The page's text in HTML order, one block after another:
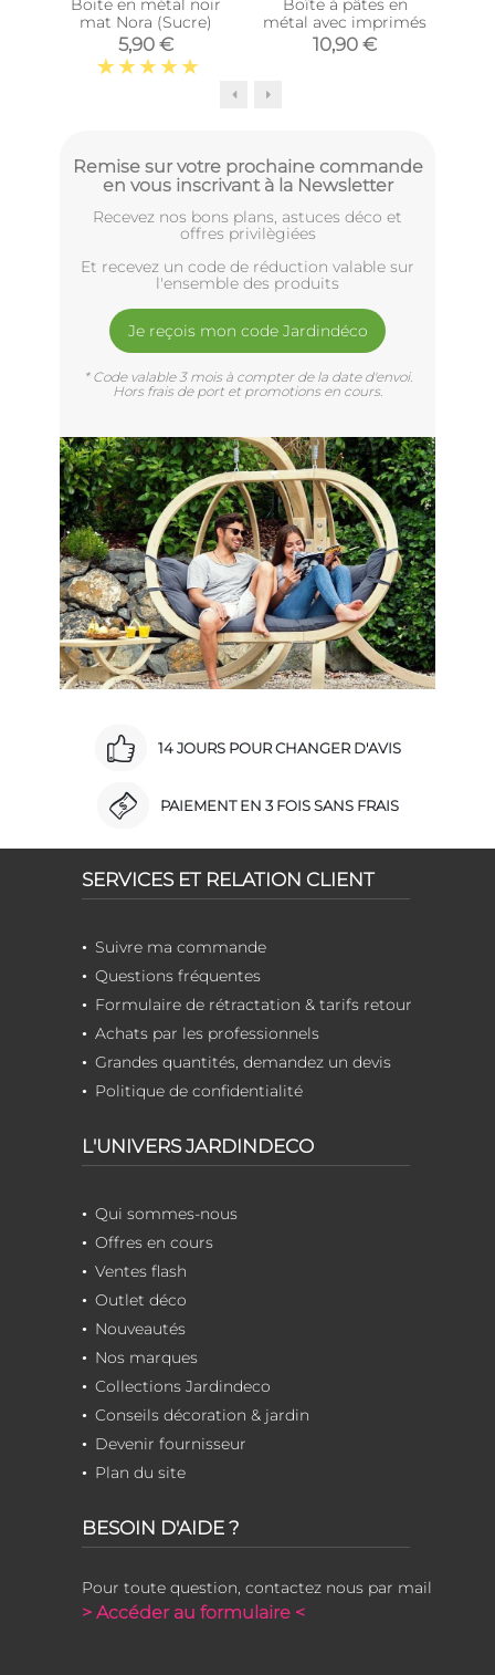
Boite en métal noir
mat Nora (Sucre)
5,90 €
Boîte à pâtes en
métal avec imprimés
10,90 €
Remise sur votre prochaine commande
en vous inscrivant à la Newsletter
Recevez nos bons plans, astuces déco et
offres privilègiées
Et recevez un code de réduction valable sur
l'ensemble des produits
Je reçois mon code Jardindéco
* Code valable 3 mois à compter de la date d'envoi.
Hors frais de port et promotions en cours.
14 JOURS POUR CHANGER D'AVIS
PAIEMENT EN 3 FOIS SANS FRAIS
SERVICES ET RELATION CLIENT
Suivre ma commande
Questions fréquentes
Formulaire de rétractation & tarifs retour
Achats par les professionnels
Grandes quantités, demandez un devis
Politique de confidentialité
L'UNIVERS JARDINDECO
Qui sommes-nous
Offres en cours
Ventes flash
Outlet déco
Nouveautés
Nos marques
Collections Jardindeco
Conseils décoration & jardin
Devenir fournisseur
Plan du site
BESOIN D'AIDE ?
Pour toute question, contactez nous par mail
> Accéder au formulaire <